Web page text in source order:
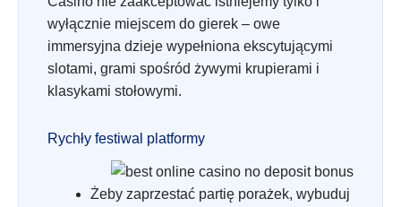
wyłącznie miejscem do gierek – owe
immersyjna dzieje wypełniona ekscytującymi
slotami, grami spośród żywymi krupierami i
klasykami stołowymi.
Rychły festiwal platformy
Żeby zaprzestać partię porażek, wybuduj